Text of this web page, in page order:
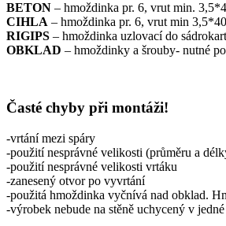
BETON – hmoždinka pr. 6, vrut min.
CIHLA – hmoždinka pr. 6, vrut min
RIGIPS – hmoždinka uzlovací do
OBKLAD – hmoždinky a šrouby- nutné
Časté chyby při montáži!
-vrtání mezi spáry
-použití nesprávné velikosti (průměru a
-použití nesprávné velikosti vrtáku
-zanesený otvor po vyvrtání
-použitá hmoždinka vyčnívá nad obklad.
-výrobek nebude na stěně uchycený v